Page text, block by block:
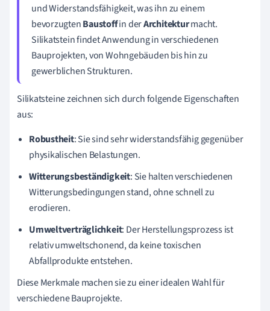
und Widerstandsfähigkeit, was ihn zu einem
bevorzugtenBaustoffin derArchitekturmacht.
Silikatstein findet Anwendung in verschiedenen
Bauprojekten, von Wohngebäuden bis hin zu
gewerblichen Strukturen.
Silikatsteine zeichnen sich durch folgende Eigenschaften
aus:
Robustheit: Sie sind sehr widerstandsfähig gegenüber
physikalischen Belastungen.
Witterungsbeständigkeit: Sie halten verschiedenen
Witterungsbedingungen stand, ohne schnell zu
erodieren.
Umweltverträglichkeit: Der Herstellungsprozess ist
relativ umweltschonend, da keine toxischen
Abfallprodukte entstehen.
Diese Merkmale machen sie zu einer idealen Wahl für
verschiedene Bauprojekte.